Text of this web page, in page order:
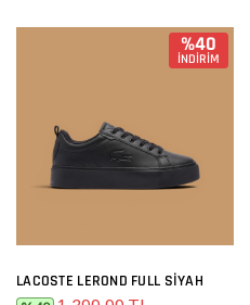
%40
İNDİRİM
LACOSTE LEROND FULL SIYAH